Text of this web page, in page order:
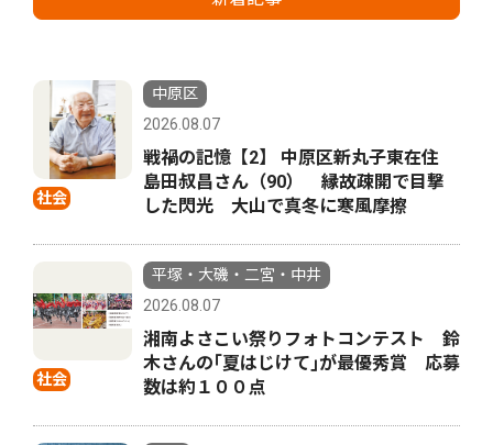
社会
中原区
2026.08.07
戦禍の記憶【2】 中原区新丸子東在住
島田叔昌さん（90） 縁故疎開で目撃
した閃光 大山で真冬に寒風摩擦
社会
平塚・大磯・二宮・中井
2026.08.07
湘南よさこい祭りフォトコンテスト 鈴
木さんの｢夏はじけて｣が最優秀賞 応募
数は約１００点